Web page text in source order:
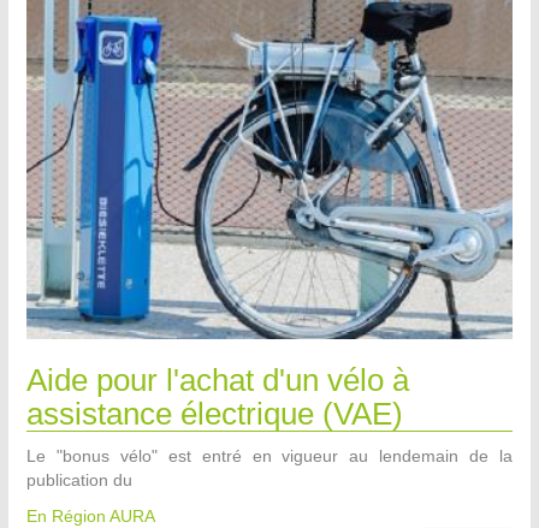
Aide pour l'achat d'un vélo à
assistance électrique (VAE)
Le "bonus vélo" est entré en vigueur au lendemain de la
publication du
En Région AURA